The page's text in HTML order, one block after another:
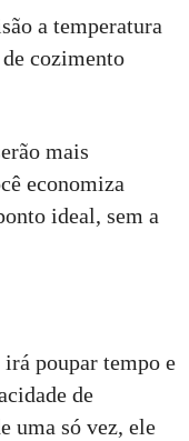
a temperatura
cozimento
mais
economiza
ideal, sem a
poupar tempo e
de
uma só vez, ele